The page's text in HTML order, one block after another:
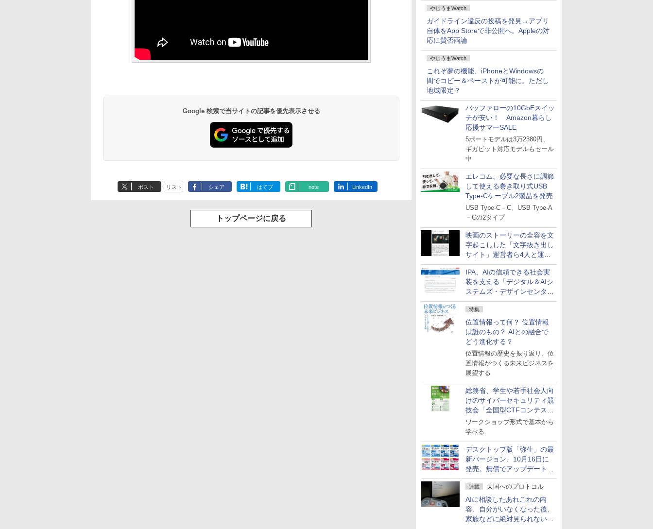
やじうまWatch
ガイドライン違反の投稿を発見→アプリ
自体をApp Storeで非公開へ。Appleの対
応に賛否両論
やじうまWatch
これぞ夢の機能、iPhoneとWindowsの
間でコピー＆ペーストが可能に。ただし
地域限定？
バッファローの10GbEスイッ
チが安い！ Amazon暮らし
応援サマーSALE
5ポートモデルは3万2380円、
ギガビット対応モデルもセール
中
エレコム、必要な長さに調節
して使える巻き取り式USB
Type-Cケーブル2製品を発売
USB Type-C－C、USB Type-A
－Cの2タイプ
映画のストーリーの全容を文
字起こしした「文字抜き出し
サイト」運営者ら4人と運営
法人に有罪判決
IPA、AIの信頼できる社会実
装を支える「デジタル＆AIシ
ステムズ・デザインセンタ
ー」新設
特集
位置情報って何？ 位置情報
は誰のもの？ AIとの融合で
どう進化する？
位置情報の歴史を振り返り、位
置情報がつくる未来ビジネスを
展望する
総務省、学生や若手社会人向
けのサイバーセキュリティ競
技会「全国型CTFコンテス
ト」を10月に開催、参加受付
中
ワークショップ形式で基本から
学べる
デスクトップ版「弥生」の最
新バージョン、10月16日に
発売。無償でアップデートを
提供する早期購入キャンペー
ンも
連載 天国へのプロトコル
AIに相談したあれこれの内
容、自分がいなくなった後、
家族などに絶対見られないよ
Google 検索で当サイトの記事を優先表示させる
ポスト リスト シェア はてブ note LinkedIn
トップページに戻る